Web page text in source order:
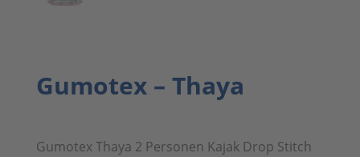
Gumotex – Thaya
Gumotex Thaya 2 Personen Kajak Drop Stitch